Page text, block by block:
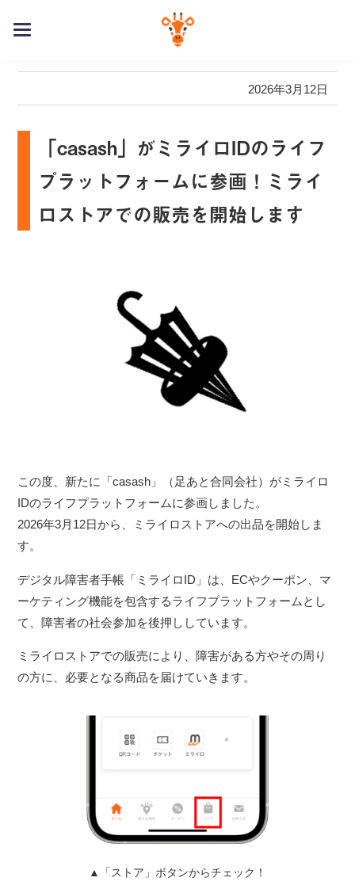
toggle
2026年3月12日
「casash」がミライロIDのライフ
プラットフォームに参画！ミライ
ロストアでの販売を開始します
この度、新たに「casash」（足あと合同会社）がミライロ
IDのライフプラットフォームに参画しました。
2026年3月12日から、ミライロストアへの出品を開始しま
す。
デジタル障害者手帳「ミライロID」は、ECやクーポン、マ
ーケティング機能を包含するライフプラットフォームとし
て、障害者の社会参加を後押ししています。
ミライロストアでの販売により、障害がある方やその周り
の方に、必要となる商品を届けていきます。
▲「ストア」ボタンからチェック！